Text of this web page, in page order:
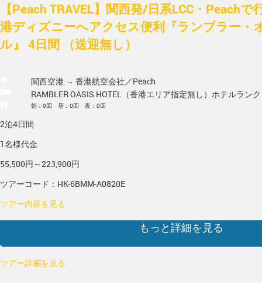
【Peach TRAVEL】関西発/日系LCC・Peach
港ディズニーへアクセス便利『ランブラー・
ル』 4日間 （送迎無し）
関西空港 → 香港航空会社／Peach
RAMBLER OASIS HOTEL（香港エリア指定無し） ホテルラン
朝：0回 昼：0回 夜：0回
2泊4日間
1名様代金
55,500円～223,900円
ツアーコード：HK-6BMM-A0820E
ツアー内容を見る
もっと詳細を見る
ツアー詳細を見る